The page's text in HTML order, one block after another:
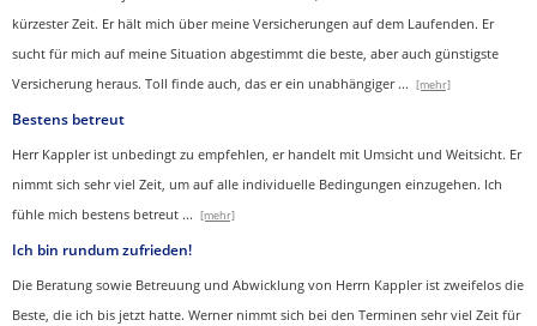
kürzester Zeit. Er hält mich über meine Versicherungen auf dem Laufenden. Er
sucht für mich auf meine Situation abgestimmt die beste, aber auch günstigste
Versicherung heraus. Toll finde auch, das er ein unabhängiger ... [mehr]
Bestens betreut
Herr Kappler ist unbedingt zu empfehlen, er handelt mit Umsicht und Weitsicht. Er
nimmt sich sehr viel Zeit, um auf alle individuelle Bedingungen einzugehen. Ich
fühle mich bestens betreut ... [mehr]
Ich bin rundum zufrieden!
Die Beratung sowie Betreuung und Abwicklung von Herrn Kappler ist zweifelos die
Beste, die ich bis jetzt hatte. Werner nimmt sich bei den Terminen sehr viel Zeit für